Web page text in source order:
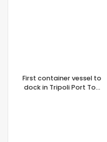
First container vessel to
dock in Tripoli Port To…